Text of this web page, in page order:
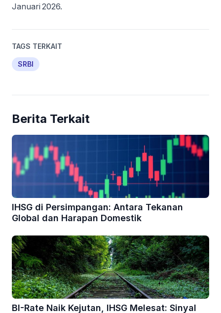
Januari 2026.
TAGS TERKAIT
SRBI
Berita Terkait
IHSG di Persimpangan: Antara Tekanan
Global dan Harapan Domestik
BI-Rate Naik Kejutan, IHSG Melesat: Sinyal